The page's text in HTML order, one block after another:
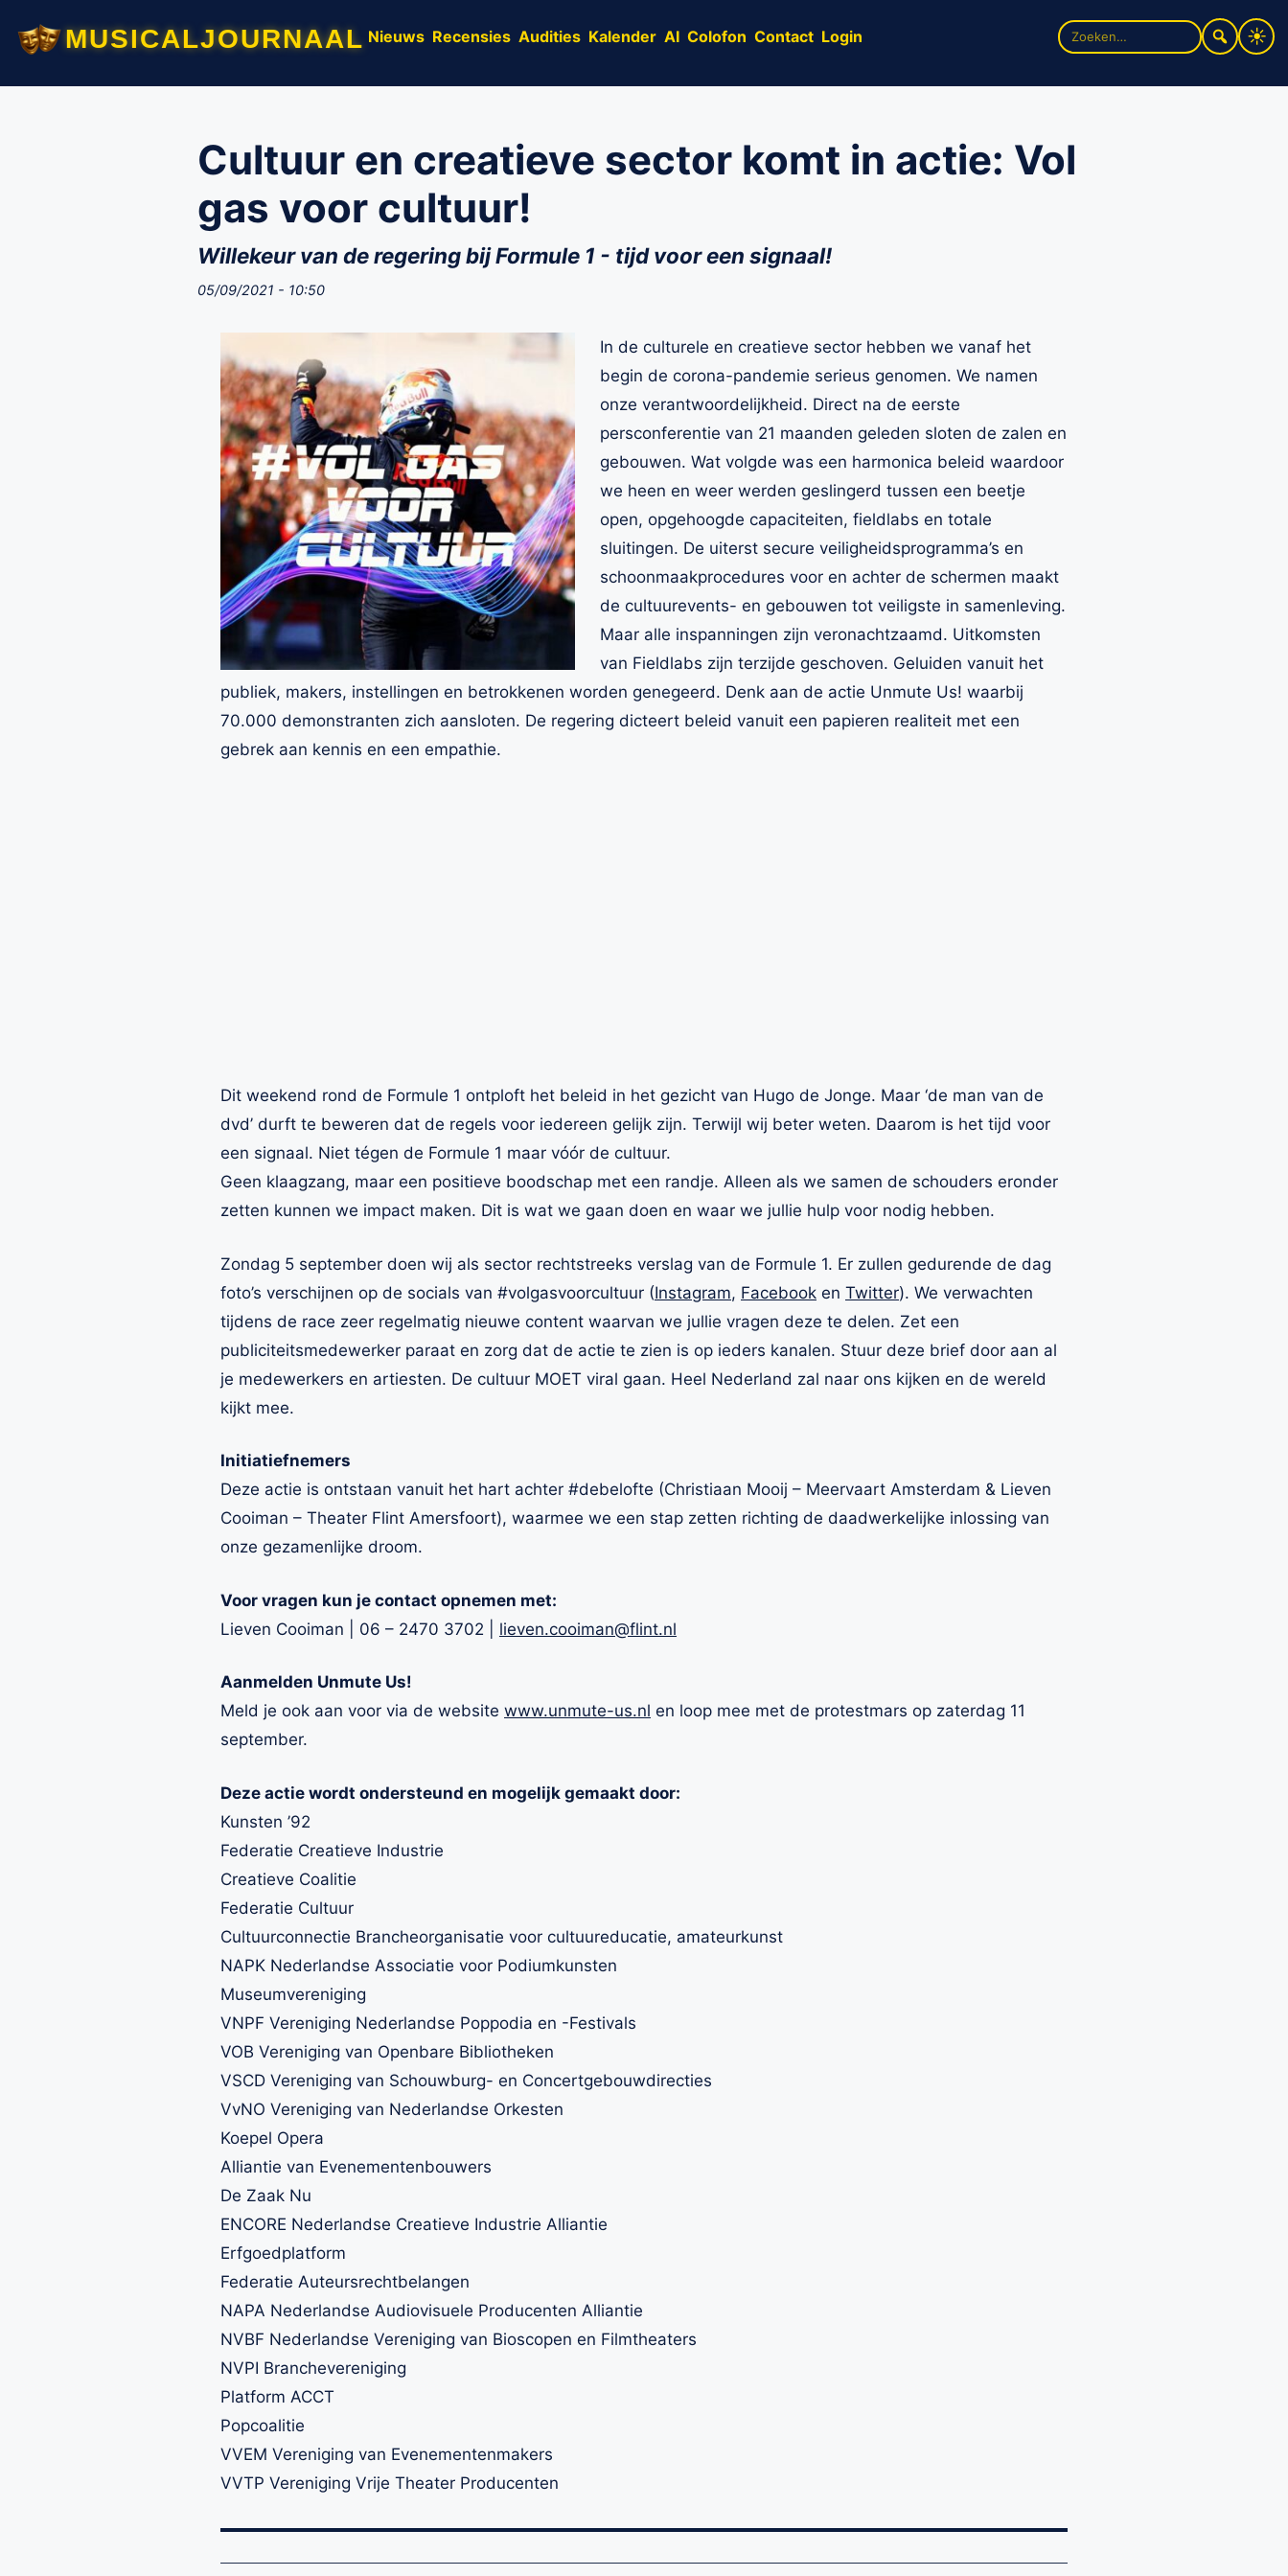
musicaljournaal Nieuws Recensies Audities Kalender AI Colofon Contact Login
Zoek
naar:
Cultuur en creatieve sector komt in actie: Vol
gas voor cultuur!
Willekeur van de regering bij Formule 1 - tijd voor een signaal!
05/09/2021 - 10:50
In de culturele en creatieve sector hebben we vanaf het
begin de corona-pandemie serieus genomen. We namen
onze verantwoordelijkheid. Direct na de eerste
persconferentie van 21 maanden geleden sloten de zalen en
gebouwen. Wat volgde was een harmonica beleid waardoor
we heen en weer werden geslingerd tussen een beetje
open, opgehoogde capaciteiten, fieldlabs en totale
sluitingen. De uiterst secure veiligheidsprogramma’s en
schoonmaakprocedures voor en achter de schermen maakt
de cultuurevents- en gebouwen tot veiligste in samenleving.
Maar alle inspanningen zijn veronachtzaamd. Uitkomsten
van Fieldlabs zijn terzijde geschoven. Geluiden vanuit het
publiek, makers, instellingen en betrokkenen worden genegeerd. Denk aan de actie Unmute Us! waarbij
70.000 demonstranten zich aansloten. De regering dicteert beleid vanuit een papieren realiteit met een
gebrek aan kennis en een empathie.
Dit weekend rond de Formule 1 ontploft het beleid in het gezicht van Hugo de Jonge. Maar ‘de man van de
dvd’ durft te beweren dat de regels voor iedereen gelijk zijn. Terwijl wij beter weten. Daarom is het tijd voor
een signaal. Niet tégen de Formule 1 maar vóór de cultuur.
Geen klaagzang, maar een positieve boodschap met een randje. Alleen als we samen de schouders eronder
zetten kunnen we impact maken. Dit is wat we gaan doen en waar we jullie hulp voor nodig hebben.
Zondag 5 september doen wij als sector rechtstreeks verslag van de Formule 1. Er zullen gedurende de dag
foto’s verschijnen op de socials van #volgasvoorcultuur (Instagram, Facebook en Twitter). We verwachten
tijdens de race zeer regelmatig nieuwe content waarvan we jullie vragen deze te delen. Zet een
publiciteitsmedewerker paraat en zorg dat de actie te zien is op ieders kanalen. Stuur deze brief door aan al
je medewerkers en artiesten. De cultuur MOET viral gaan. Heel Nederland zal naar ons kijken en de wereld
kijkt mee.
Initiatiefnemers
Deze actie is ontstaan vanuit het hart achter #debelofte (Christiaan Mooij – Meervaart Amsterdam & Lieven
Cooiman – Theater Flint Amersfoort), waarmee we een stap zetten richting de daadwerkelijke inlossing van
onze gezamenlijke droom.
Voor vragen kun je contact opnemen met:
Lieven Cooiman | 06 – 2470 3702 | lieven.cooiman@flint.nl
Aanmelden Unmute Us!
Meld je ook aan voor via de website www.unmute-us.nl en loop mee met de protestmars op zaterdag 11
september.
Deze actie wordt ondersteund en mogelijk gemaakt door:
Kunsten ’92
Federatie Creatieve Industrie
Creatieve Coalitie
Federatie Cultuur
Cultuurconnectie Brancheorganisatie voor cultuureducatie, amateurkunst
NAPK Nederlandse Associatie voor Podiumkunsten
Museumvereniging
VNPF Vereniging Nederlandse Poppodia en -Festivals
VOB Vereniging van Openbare Bibliotheken
VSCD Vereniging van Schouwburg- en Concertgebouwdirecties
VvNO Vereniging van Nederlandse Orkesten
Koepel Opera
Alliantie van Evenementenbouwers
De Zaak Nu
ENCORE Nederlandse Creatieve Industrie Alliantie
Erfgoedplatform
Federatie Auteursrechtbelangen
NAPA Nederlandse Audiovisuele Producenten Alliantie
NVBF Nederlandse Vereniging van Bioscopen en Filmtheaters
NVPI Branchevereniging
Platform ACCT
Popcoalitie
VVEM Vereniging van Evenementenmakers
VVTP Vereniging Vrije Theater Producenten